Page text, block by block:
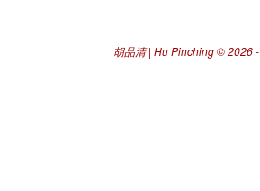
胡品清 | Hu Pinching© 2026 -